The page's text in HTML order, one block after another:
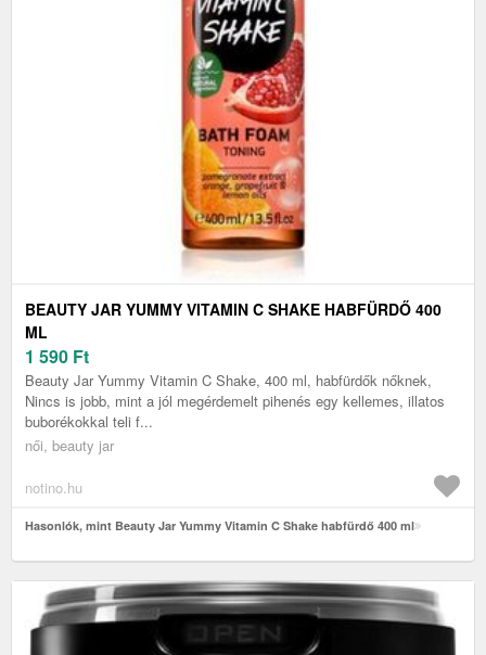
BEAUTY JAR YUMMY VITAMIN C SHAKE HABFÜRDŐ 400
ML
1 590 Ft
Beauty Jar Yummy Vitamin C Shake, 400 ml, habfürdők nőknek,
Nincs is jobb, mint a jól megérdemelt pihenés egy kellemes, illatos
buborékokkal teli f...
női, beauty jar
notino.hu
Hasonlók, mint Beauty Jar Yummy Vitamin C Shake habfürdő 400 ml